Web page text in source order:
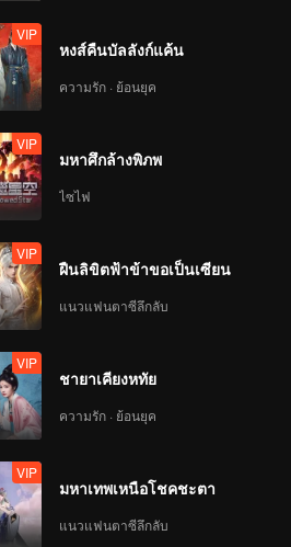
VIP
หงส์คืนบัลลังก์แค้น
ความรัก · ย้อนยุค
VIP
มหาศึกล้างพิภพ
ไซไฟ
VIP
ฝืนลิขิตฟ้าข้าขอเป็นเซียน
แนวแฟนตาซีลึกลับ
VIP
ชายาเคียงหทัย
ความรัก · ย้อนยุค
VIP
มหาเทพเหนือโชคชะตา
แนวแฟนตาซีลึกลับ